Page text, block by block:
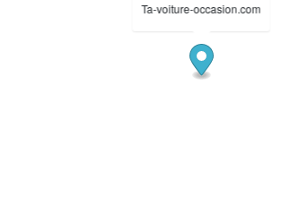
Ta-voiture-occasion.com